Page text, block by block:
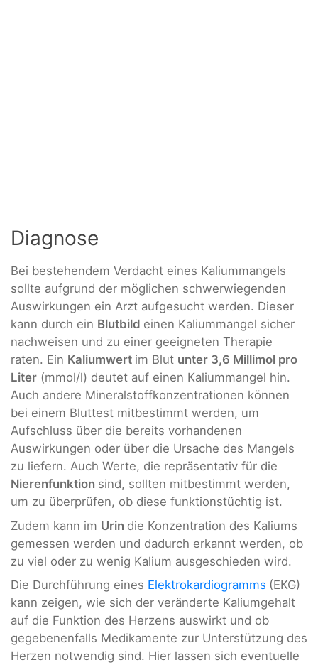
Diagnose
Bei bestehendem Verdacht eines Kaliummangels
sollte aufgrund der möglichen schwerwiegenden
Auswirkungen ein Arzt aufgesucht werden. Dieser
kann durch ein Blutbild einen Kaliummangel sicher
nachweisen und zu einer geeigneten Therapie
raten. Ein Kaliumwert im Blut unter 3,6 Millimol pro
Liter (mmol/l) deutet auf einen Kaliummangel hin.
Auch andere Mineralstoffkonzentrationen können
bei einem Bluttest mitbestimmt werden, um
Aufschluss über die bereits vorhandenen
Auswirkungen oder über die Ursache des Mangels
zu liefern. Auch Werte, die repräsentativ für die
Nierenfunktion sind, sollten mitbestimmt werden,
um zu überprüfen, ob diese funktionstüchtig ist.
Zudem kann im Urin die Konzentration des Kaliums
gemessen werden und dadurch erkannt werden, ob
zu viel oder zu wenig Kalium ausgeschieden wird.
Die Durchführung eines Elektrokardiogramms (EKG)
kann zeigen, wie sich der veränderte Kaliumgehalt
auf die Funktion des Herzens auswirkt und ob
gegebenenfalls Medikamente zur Unterstützung des
Herzen notwendig sind. Hier lassen sich eventuelle